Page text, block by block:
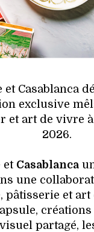
BEAUTÉ
MODE DE
DES
DÉCO
&
et Casablanca
exclusive
et art de vivre
2026.
et Casablanca
une
pâtisserie et
partagé,